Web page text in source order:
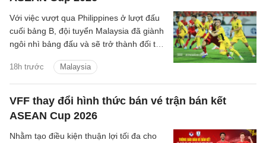
18h trước Malaysia
Với việc vượt qua Philippines ở lượt đấu
cuối bảng B, đội tuyển Malaysia đã giành
ngôi nhì bảng đấu và sẽ trở thành đối thủ
hành trình bảo vệ ngôi vương Đông Nam
Á.
VFF thay đổi hình thức bán vé trận bán kết
ASEAN Cup 2026
Nhằm tạo điều kiện thuận lợi tối đa cho